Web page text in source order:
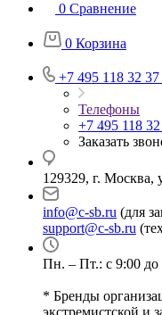
0 Сравнение
0 Корзина
+7 495 118 32 37
Телефоны
+7 495 118
Заказать
129329, г. Москва,
info@c-sb.ru (для
support@c-sb.ru
Пн. – Пт.: с 9:00 до
* Бренды
экстремистской и